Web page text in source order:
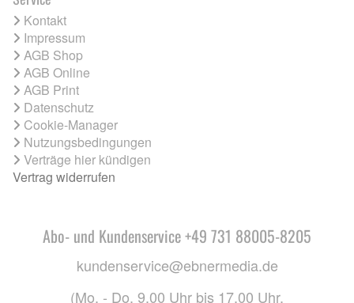
Kontakt
Impressum
AGB Shop
AGB Online
AGB Print
Datenschutz
Cookie-Manager
Nutzungsbedingungen
Verträge hier kündigen
Vertrag widerrufen
Abo- und Kundenservice +49 731 88005-8205
kundenservice@ebnermedia.de
(Mo. - Do. 9.00 Uhr bis 17.00 Uhr,